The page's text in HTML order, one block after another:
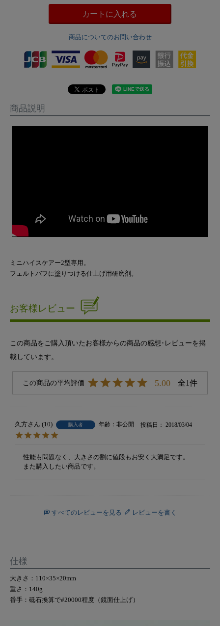
カートに入れる
商品についてのお問い合わせ
商品説明
ミニハイスケアー2型専用。
フェルトバフに塗りつける仕上げ用研磨剤。
お客様レビュー
この商品をご購入頂いたお客様からの商品の感想･レビューを掲
載しています。
5.00 1
久方 10 購入者 非公開 投稿日 2018/03/04
性能も問題なく、大きさの割に値段もお安く大満足です。
また購入したい商品です。
すべてのレビューを見る レビューを書く
仕様
大きさ：110×35×20mm
重さ：140g
番手：砥石換算で#20000程度（鏡面仕上げ）